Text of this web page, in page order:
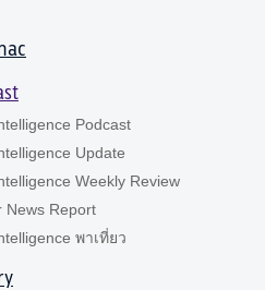
Podcast
Update
Weekly Review
News Report
พาเที่ยว